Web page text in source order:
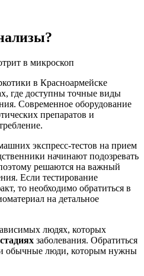
в Красноармейске
где доступны точные виды
Современное оборудование
препаратов и
экспресс-тестов на прием
начинают подозревать
решаются на важный
Если тестирование
то необходимо обратиться в
на детальное
людях, которых
заболевания. Обратиться
и обычные люди, которым нужны